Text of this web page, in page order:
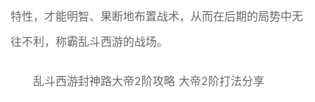
特性，才能明智、果断地布置战术，从而在后期的局势中无
往不利，称霸乱斗西游的战场。
乱斗西游封神路大帝2阶攻略 大帝2阶打法分享